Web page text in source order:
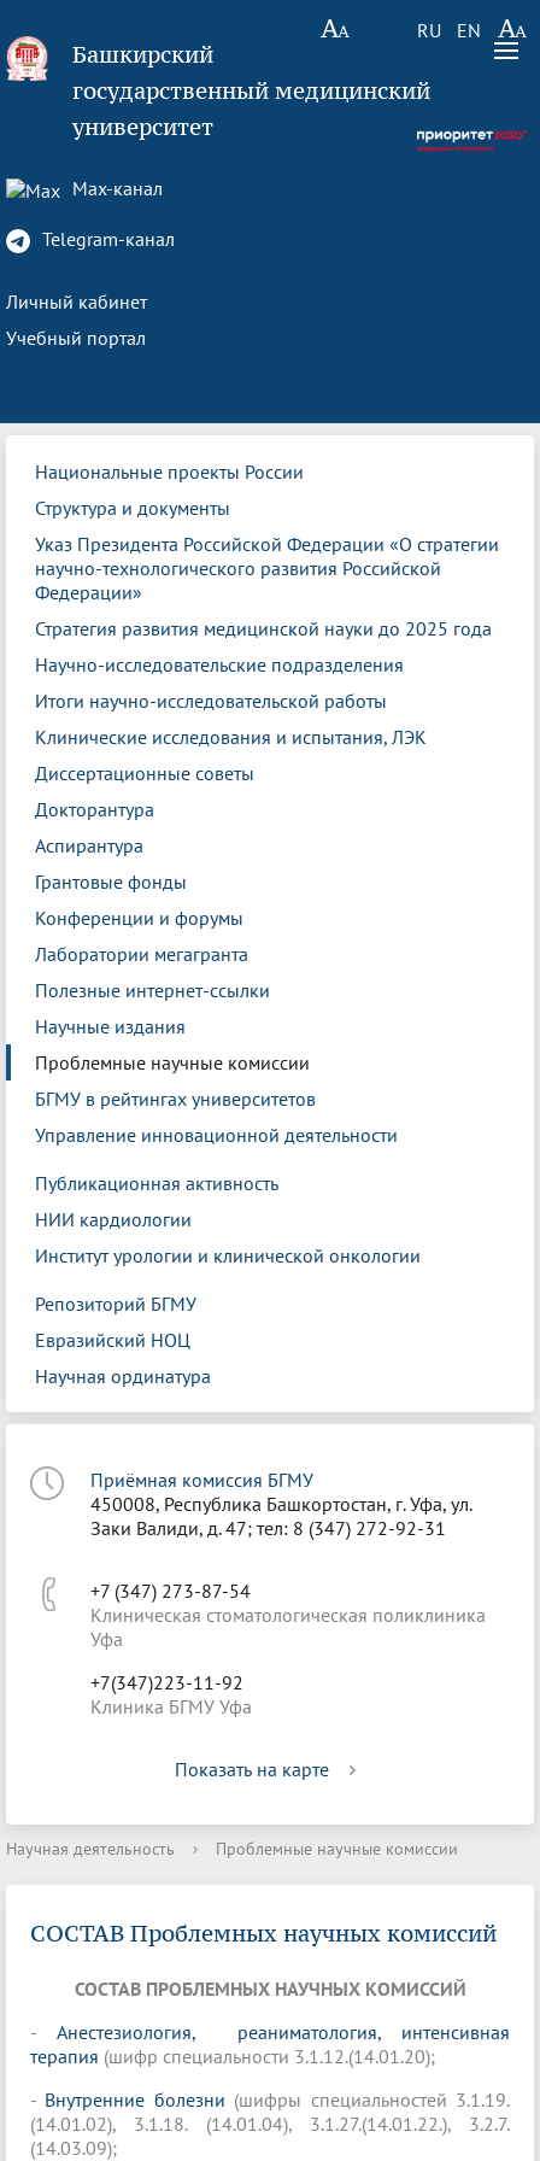
RU EN
Башкирский
государственный медицинский
университет
Max-канал
Telegram-канал
Личный кабинет
Учебный портал
Национальные проекты России
Структура и документы
Указ Президента Российской Федерации «О стратегии
научно-технологического развития Российской
Федерации»
Стратегия развития медицинской науки до 2025 года
Научно-исследовательские подразделения
Итоги научно-исследовательской работы
Клинические исследования и испытания, ЛЭК
Диссертационные советы
Докторантура
Аспирантура
Грантовые фонды
Конференции и форумы
Лаборатории мегагранта
Полезные интернет-ссылки
Научные издания
Проблемные научные комиссии
БГМУ в рейтингах университетов
Управление инновационной деятельности
Публикационная активность
НИИ кардиологии
Институт урологии и клинической онкологии
Репозиторий БГМУ
Евразийский НОЦ
Научная ординатура
Приёмная комиссия БГМУ
450008, Республика Башкортостан, г. Уфа, ул.
Заки Валиди, д. 47; тел: 8 (347) 272-92-31
+7 (347) 273-87-54
Клиническая стоматологическая поликлиника
Уфа
+7(347)223-11-92
Клиника БГМУ Уфа
Показать на карте
Научная деятельность › Проблемные научные комиссии
СОСТАВ Проблемных научных комиссий
СОСТАВ ПРОБЛЕМНЫХ НАУЧНЫХ КОМИССИЙ
-Анестезиология, реаниматология, интенсивная
терапия (шифр специальности 3.1.12.(14.01.20);
- Внутренние болезни (шифры специальностей 3.1.19.
(14.01.02), 3.1.18. (14.01.04), 3.1.27.(14.01.22.), 3.2.7.
(14.03.09);